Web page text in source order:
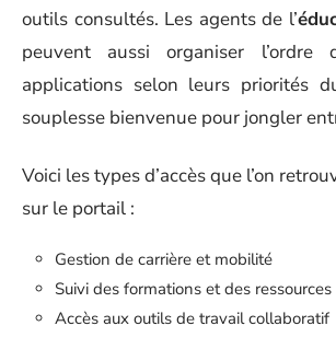
outils consultés. Les agents de l’
peuvent aussi organiser l’ordre
applications selon leurs priorités
souplesse bienvenue pour jongler
Voici les types d’accès que l’on
sur le portail :
Gestion de carrière et mobilité
Suivi des formations et des
Accès aux outils de travail collaboratif